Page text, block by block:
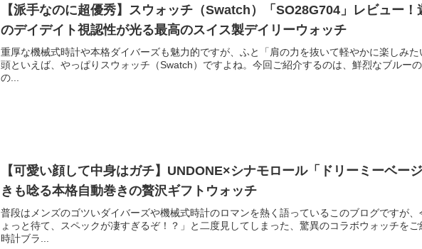
【派手なのに超優秀】スウォッチ（Swatch）「SO28G704」レビュー
のデイデイト視認性が光る最高のスイス製デイリーウォッチ
重厚な機械式時計や本格ダイバーズも魅力的ですが、ふと「肩の力を抜いて軽やかに楽しみ
頭といえば、やっぱりスウォッチ（Swatch）ですよね。今回ご紹介するのは、鮮烈なブルー
の...
【可愛い顔して中身はガチ】UNDONE×シナモロール「ドリーミーベー
きも唸る本格自動巻きの贅沢ギフトウォッチ
普段はメンズのゴツいダイバーズや機械式時計のロマンを熱く語っているこのブログですが
ょっと待て、スペックが凄すぎるぞ！？」と二度見してしまった、驚異のコラボウォッチを
時計ブラ...